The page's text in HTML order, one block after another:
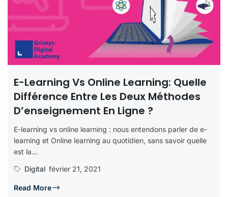
E-Learning Vs Online Learning: Quelle
Différence Entre Les Deux Méthodes
D’enseignement En Ligne ?
E-learning vs online learning : nous entendons parler de e-
learning et Online learning au quotidien, sans savoir quelle
est la...
Digital février 21, 2021
Read More